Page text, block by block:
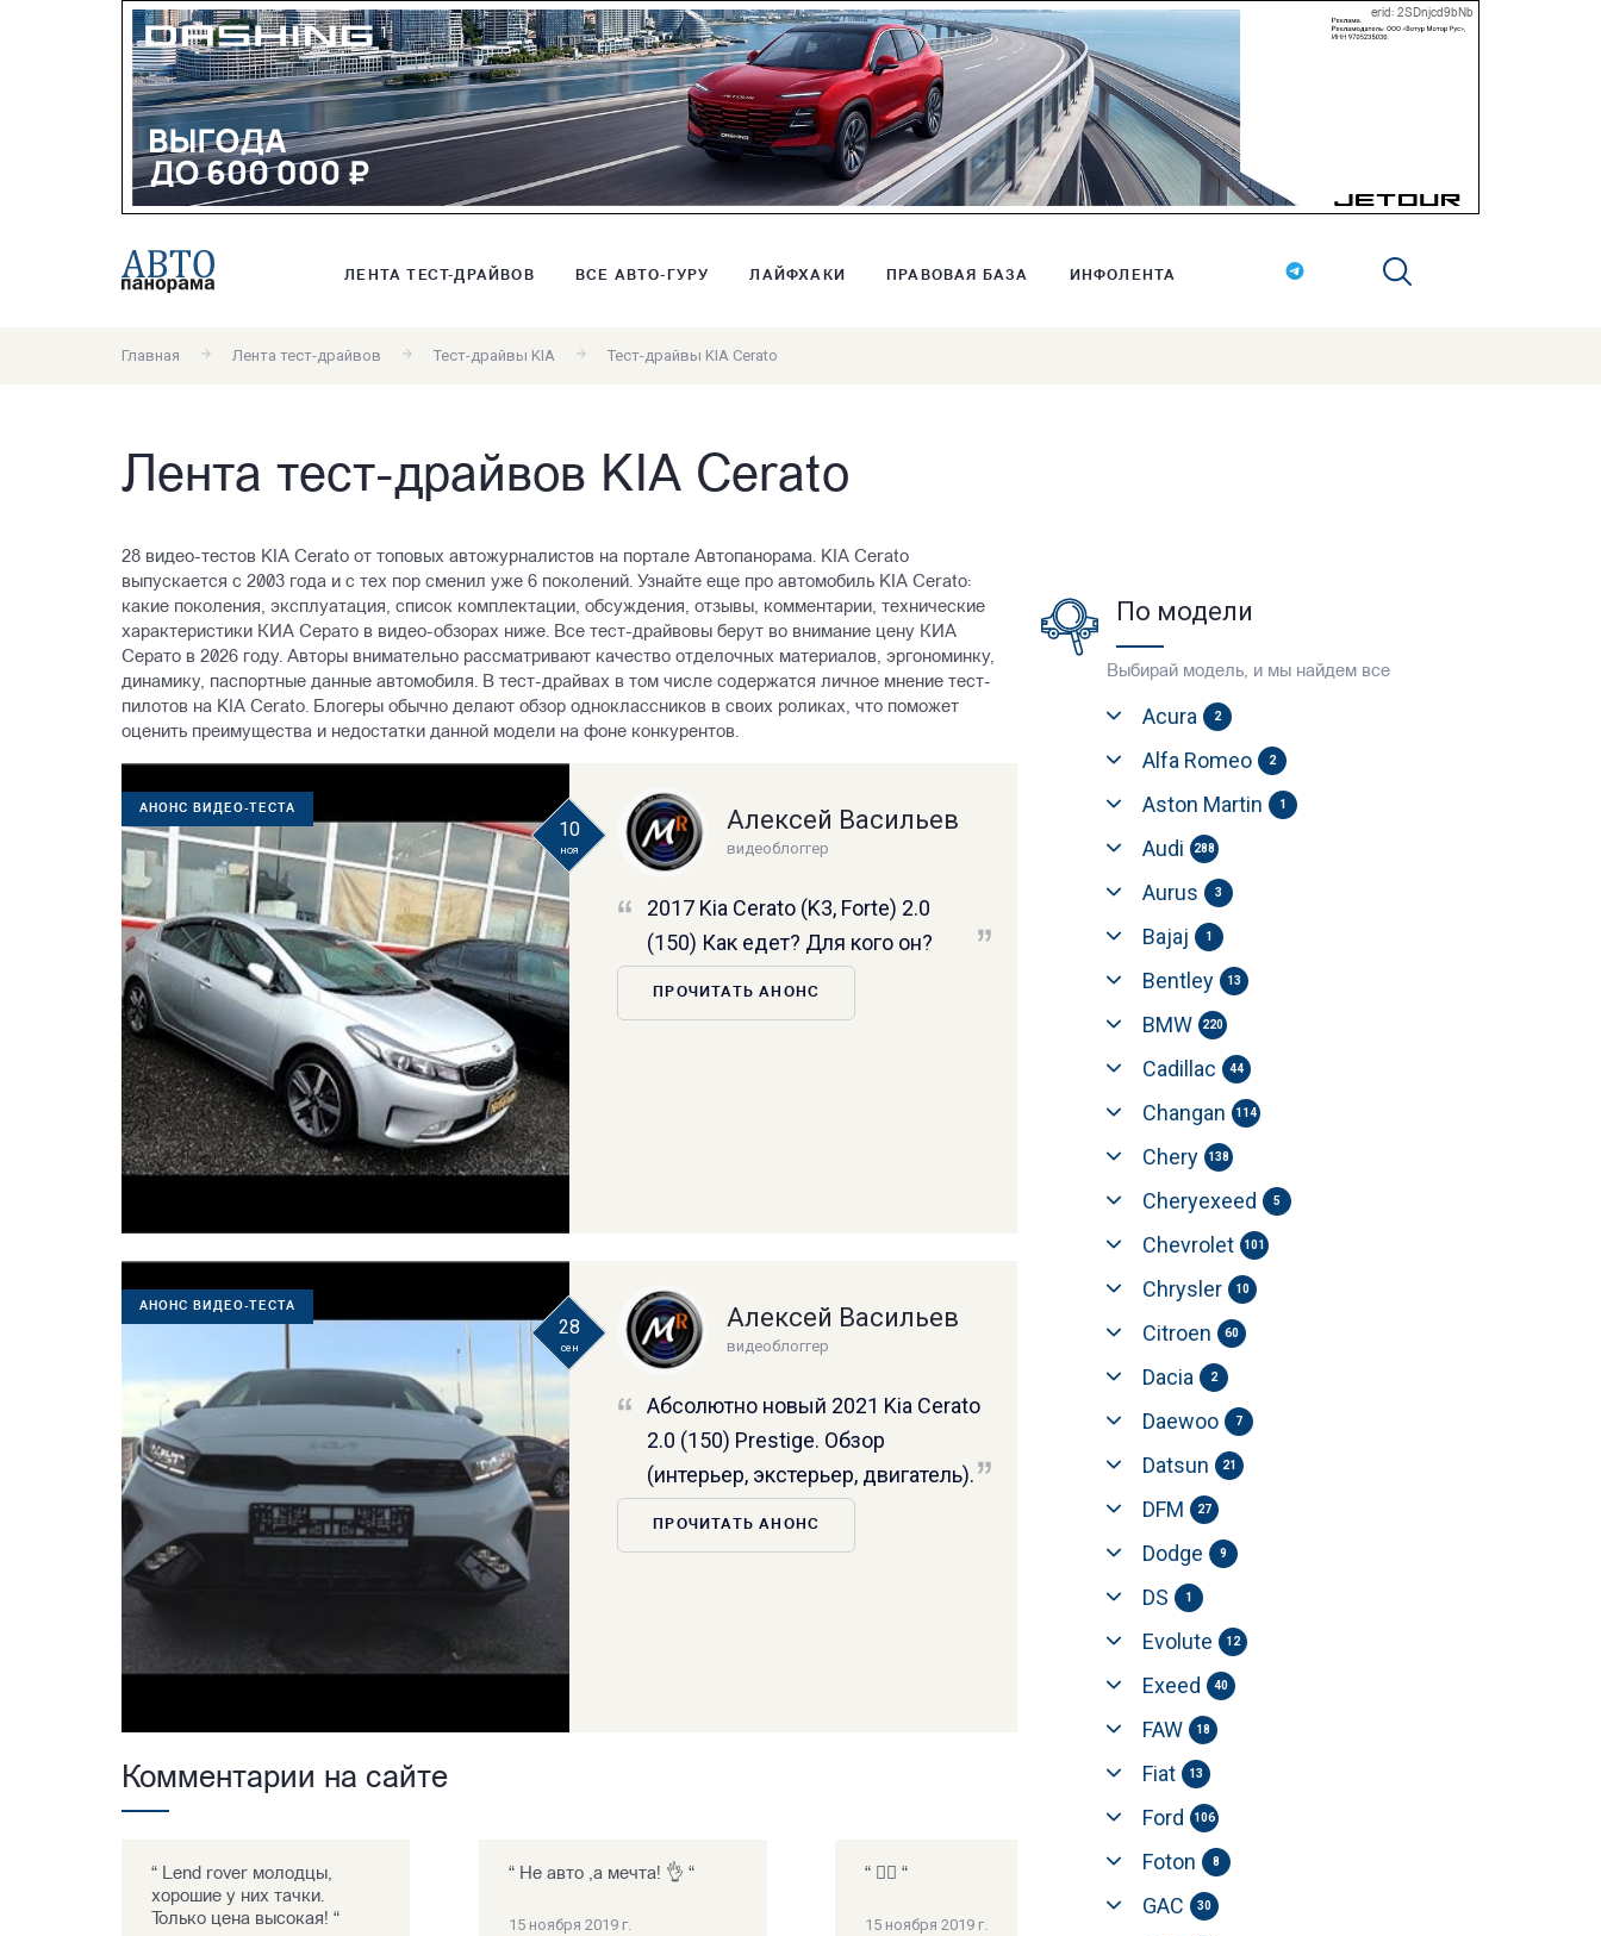
erid: 2SDnjcd9bNb
ЛЕНТА ТЕСТ-ДРАЙВОВ ВСЕ АВТО-ГУРУ ЛАЙФХАКИ ПРАВОВАЯ БАЗА ИНФОЛЕНТА
Главная Лента тест-драйвов Тест-драйвы KIA Тест-драйвы KIA Cerato
Лента тест-драйвов KIA Cerato
28 видео-тестов KIA Cerato от топовых автожурналистов на портале Автопанорама. KIA Cerato
выпускается с 2003 года и с тех пор сменил уже 6 поколений. Узнайте еще про автомобиль KIA Cerato:
какие поколения, эксплуатация, список комплектации, обсуждения, отзывы, комментарии, технические
характеристики КИА Серато в видео-обзорах ниже. Все тест-драйвовы берут во внимание цену КИА
Серато в 2026 году. Авторы внимательно рассматривают качество отделочных материалов, эргономинку,
динамику, паспортные данные автомобиля. В тест-драйвах в том числе содержатся личное мнение тест-
пилотов на KIA Cerato. Блогеры обычно делают обзор одноклассников в своих роликах, что поможет
оценить преимущества и недостатки данной модели на фоне конкурентов.
АНОНС ВИДЕО-ТЕСТА
10
ноя
Алексей Васильев
видеоблоггер
2017 Kia Cerato (K3, Forte) 2.0
(150) Как едет? Для кого он?
ПРОЧИТАТЬ АНОНС
АНОНС ВИДЕО-ТЕСТА
28
сен
Алексей Васильев
видеоблоггер
Абсолютно новый 2021 Kia Cerato
2.0 (150) Prestige. Обзор
(интерьер, экстерьер, двигатель).
ПРОЧИТАТЬ АНОНС
Комментарии на сайте
“ Lend rover молодцы,
хорошие у них тачки.
Только цена высокая! “
“ Не авто ,а мечта! 👌 “
15 ноября 2019 г.
“ 👍🏻 “
15 ноября 2019 г.
По модели
Выбирай модель, и мы найдем все
Acura 2
Alfa Romeo 2
Aston Martin 1
Audi 288
Aurus 3
Bajaj 1
Bentley 13
BMW 220
Cadillac 44
Changan 114
Chery 138
Cheryexeed 5
Chevrolet 101
Chrysler 10
Citroen 60
Dacia 2
Daewoo 7
Datsun 21
DFM 27
Dodge 9
DS 1
Evolute 12
Exeed 40
FAW 18
Fiat 13
Ford 106
Foton 8
GAC 30